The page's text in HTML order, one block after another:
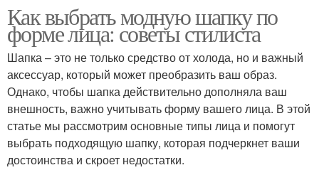
Как выбрать модную шапку по
форме лица: советы стилиста
Шапка – это не только средство от холода, но и важный
аксессуар, который может преобразить ваш образ.
Однако, чтобы шапка действительно дополняла ваш
внешность, важно учитывать форму вашего лица. В этой
статье мы рассмотрим основные типы лица и помогут
выбрать подходящую шапку, которая подчеркнет ваши
достоинства и скроет недостатки.